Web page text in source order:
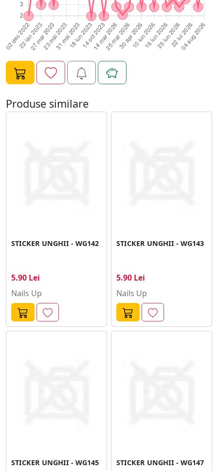
Produse similare
STICKER UNGHII - WG142
5.90 Lei
Nails Up
STICKER UNGHII - WG143
5.90 Lei
Nails Up
STICKER UNGHII - WG145 STICKER UNGHII - WG147